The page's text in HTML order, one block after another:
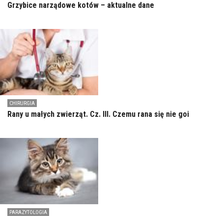
Grzybice narządowe kotów – aktualne dane
CHIRURGIA
Rany u małych zwierząt. Cz. III. Czemu rana się nie goi
PARAZYTOLOGIA